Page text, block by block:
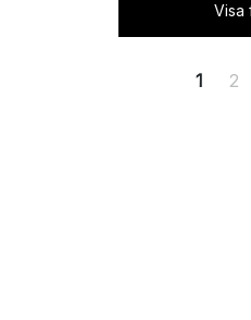
Visa
1 2